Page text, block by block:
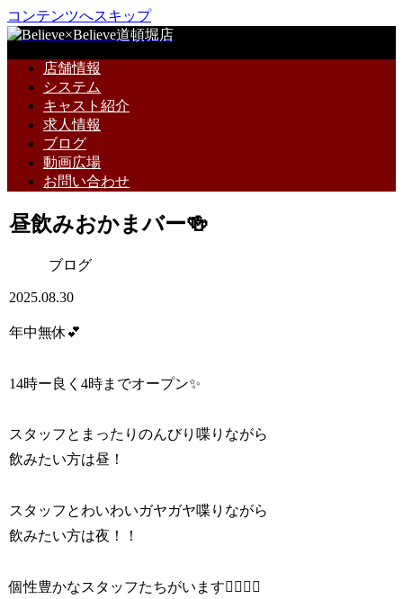
コンテンツへスキップ
店舗情報
システム
キャスト紹介
求人情報
ブログ
動画広場
お問い合わせ
昼飲みおかまバー🍻
ブログ
2025.08.30
年中無休💕
14時ー良く4時までオープン✨️
スタッフとまったりのんびり喋りながら
飲みたい方は昼！
スタッフとわいわいガヤガヤ喋りながら
飲みたい方は夜！！
個性豊かなスタッフたちがいます🙋‍♀️🙋‍♂️